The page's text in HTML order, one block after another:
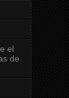
el
de